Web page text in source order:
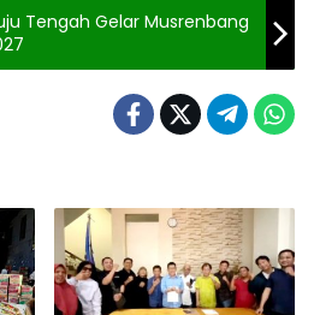
Tengah Gelar Musrenbang